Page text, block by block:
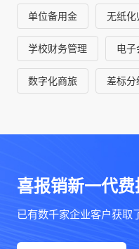
单位备用金 无纸化
学校财务管理 电子
数字化商旅 差标分
喜报销新一代
已有数千家企业客户获取